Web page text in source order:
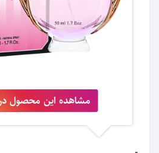
مشاهده این محصول